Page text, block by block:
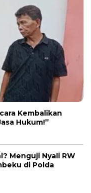
Kembalikan
Hukum!”
Menguji Nyali RW
di Polda